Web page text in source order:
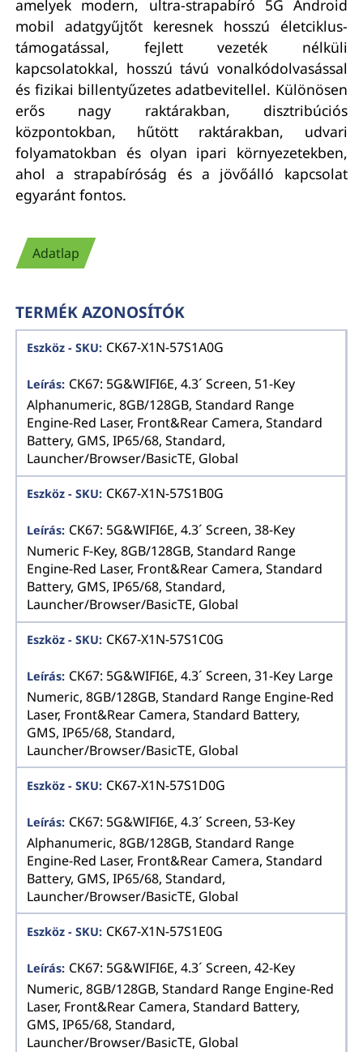
amelyek modern, ultra-strapabíró 5G Android
mobil adatgyűjtőt keresnek hosszú életciklus-
támogatással, fejlett vezeték nélküli
kapcsolatokkal, hosszú távú vonalkódolvasással
és fizikai billentyűzetes adatbevitellel. Különösen
erős nagy raktárakban, disztribúciós
központokban, hűtött raktárakban, udvari
folyamatokban és olyan ipari környezetekben,
ahol a strapabíróság és a jövőálló kapcsolat
egyaránt fontos.
Adatlap
TERMÉK AZONOSÍTÓK
CK67-X1N-57S1A0G
CK67: 5G&WIFI6E, 4.3´ Screen, 51-Key
Alphanumeric, 8GB/128GB, Standard Range
Engine-Red Laser, Front&Rear Camera, Standard
Battery, GMS, IP65/68, Standard,
Launcher/Browser/BasicTE, Global
CK67-X1N-57S1B0G
CK67: 5G&WIFI6E, 4.3´ Screen, 38-Key
Numeric F-Key, 8GB/128GB, Standard Range
Engine-Red Laser, Front&Rear Camera, Standard
Battery, GMS, IP65/68, Standard,
Launcher/Browser/BasicTE, Global
CK67-X1N-57S1C0G
CK67: 5G&WIFI6E, 4.3´ Screen, 31-Key Large
Numeric, 8GB/128GB, Standard Range Engine-Red
Laser, Front&Rear Camera, Standard Battery,
GMS, IP65/68, Standard,
Launcher/Browser/BasicTE, Global
CK67-X1N-57S1D0G
CK67: 5G&WIFI6E, 4.3´ Screen, 53-Key
Alphanumeric, 8GB/128GB, Standard Range
Engine-Red Laser, Front&Rear Camera, Standard
Battery, GMS, IP65/68, Standard,
Launcher/Browser/BasicTE, Global
CK67-X1N-57S1E0G
CK67: 5G&WIFI6E, 4.3´ Screen, 42-Key
Numeric, 8GB/128GB, Standard Range Engine-Red
Laser, Front&Rear Camera, Standard Battery,
GMS, IP65/68, Standard,
Launcher/Browser/BasicTE, Global